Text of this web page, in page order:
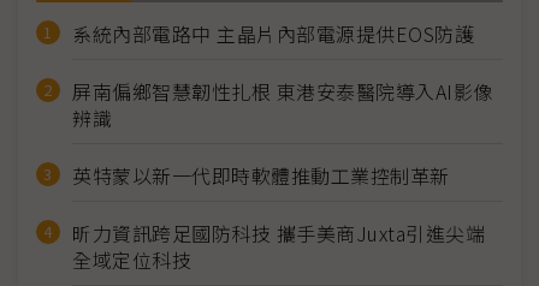
系統內部電路中 主晶片內部電源提供EOS防護
屏南偏鄉智慧韌性扎根 東港安泰醫院導入AI影像
辨識
英特蒙以新一代即時軟體推動工業控制革新
昕力資訊跨足國防科技 攜手美商Juxta引進尖端
全域定位科技